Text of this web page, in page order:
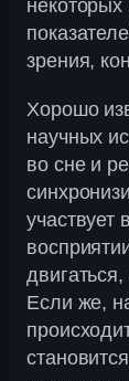
некоторых
зрения,
Хорошо
научных
во сне и
участвует
Если же,